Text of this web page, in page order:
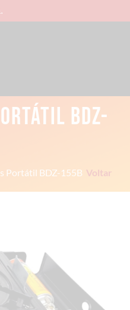
BDZ-
Portátil BDZ-155B Voltar